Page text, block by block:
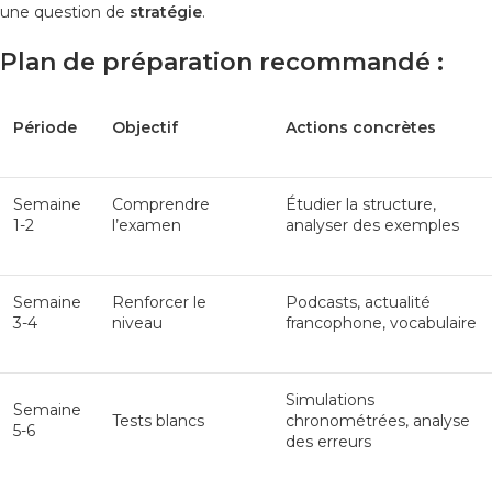
une question de stratégie.
Plan de préparation recommandé :
Période Objectif Actions concrètes
Semaine
1-2
Comprendre
l’examen
Étudier la structure,
analyser des exemples
Semaine
3-4
Renforcer le
niveau
Podcasts, actualité
francophone, vocabulaire
Semaine
5-6
Tests blancs
Simulations
chronométrées, analyse
des erreurs